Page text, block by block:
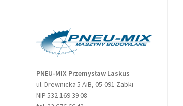
PNEU-MIX Przemysław Laskus
ul. Drewnicka 5 AiB, 05-091 Ząbki
NIP 532 169 39 08